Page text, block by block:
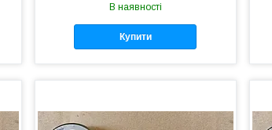
В наявності
Купити